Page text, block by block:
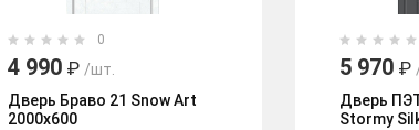
0
4 990 ₽ /шт.
Дверь Браво 21 Snow Art
2000х600
5 970 ₽
Дверь
Stormy